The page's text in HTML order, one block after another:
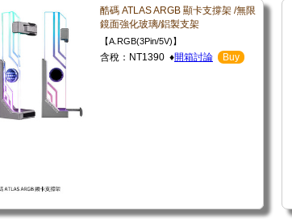
酷碼 ATLAS ARGB 顯卡支撐架 /無限
鏡面強化玻璃/鋁製支架
【A.RGB(3Pin/5V)】
含稅：NT1390 ♦開箱討論 Buy